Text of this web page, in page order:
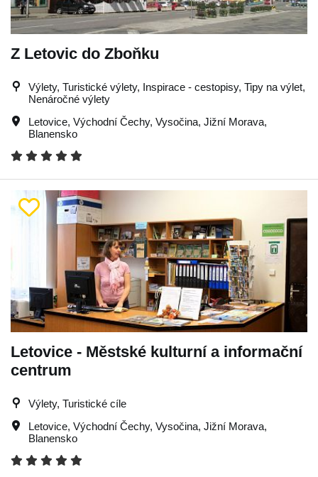
Z Letovic do Zboňku
Výlety, Turistické výlety, Inspirace - cestopisy, Tipy na výlet,
Nenáročné výlety
Letovice, Východní Čechy, Vysočina, Jižní Morava,
Blanensko
Letovice - Městské kulturní a informační
centrum
Výlety, Turistické cíle
Letovice, Východní Čechy, Vysočina, Jižní Morava,
Blanensko